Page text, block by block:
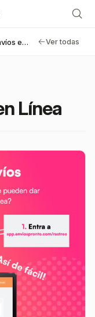
Rastreo de Envíos en Línea Ver todas
Línea